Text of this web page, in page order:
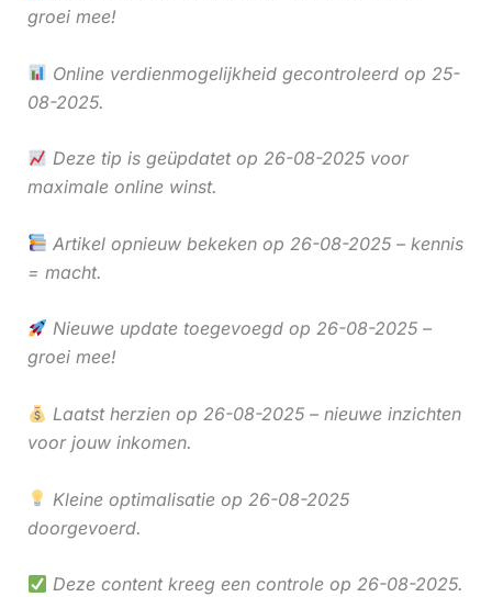
groei mee!
Online verdienmogelijkheid gecontroleerd op 25-
08-2025.
Deze tip is geüpdatet op 26-08-2025 voor
maximale online winst.
Artikel opnieuw bekeken op 26-08-2025 – kennis
= macht.
Nieuwe update toegevoegd op 26-08-2025 –
groei mee!
Laatst herzien op 26-08-2025 – nieuwe inzichten
voor jouw inkomen.
Kleine optimalisatie op 26-08-2025
doorgevoerd.
Deze content kreeg een controle op 26-08-2025.